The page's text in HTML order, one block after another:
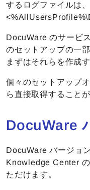
するログファイルは
DocuWare のサービ
のセットアップの一
まずはそれらを作成
個々のセットアップ
ら直接取得すること
DocuWare
DocuWare バージョ
Knowledge Center の
ただけます。